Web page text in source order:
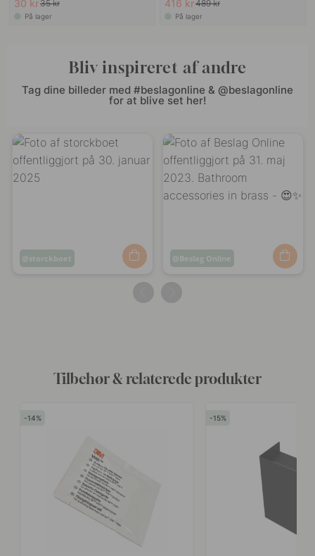
30 kr35 kr
På lager
416 kr489 kr
På lager
Bliv inspireret af andre
Tag dine billeder med #beslagonline & @beslagonline
for at blive set her!
Opslag
storckboet
Opslag
Beslag Online
Tilbehør & relaterede produkter
14 15